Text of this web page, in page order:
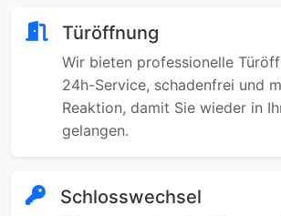
Türöffnung
Wir bieten professionelle
24h-Service, schadenfrei und
Reaktion, damit Sie wieder in
gelangen.
Schlosswechsel